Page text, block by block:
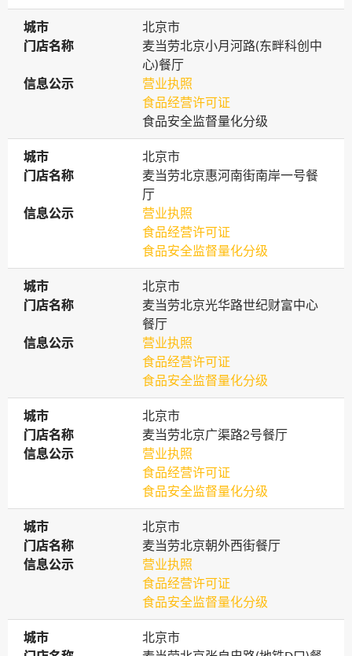
城市
城市
北京市
门店名称
门店名称
麦当劳北京小月河路(东畔科创中
心)餐厅
信息公示
信息公示
营业执照
食品经营许可证
食品安全监督量化分级
城市
城市
北京市
门店名称
门店名称
麦当劳北京惠河南街南岸一号餐
厅
信息公示
信息公示
营业执照
食品经营许可证
食品安全监督量化分级
城市
城市
北京市
门店名称
门店名称
麦当劳北京光华路世纪财富中心
餐厅
信息公示
信息公示
营业执照
食品经营许可证
食品安全监督量化分级
城市
城市
北京市
门店名称
门店名称
麦当劳北京广渠路2号餐厅
信息公示
信息公示
营业执照
食品经营许可证
食品安全监督量化分级
城市
城市
北京市
门店名称
门店名称
麦当劳北京朝外西街餐厅
信息公示
信息公示
营业执照
食品经营许可证
食品安全监督量化分级
城市
城市
北京市